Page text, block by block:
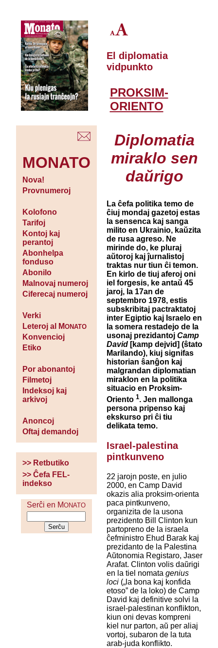
MONATO
Nova!
Provnumeroj
Kolofono
Tarifoj
Kontoj kaj
perantoj
Abonhelpa
fonduso
Abonilo
Malnovaj numeroj
Ciferecaj numeroj
Verki
Leteroj al MONATO
Konvencioj
Etiko
Por abonantoj
Filmetoj
Indeksoj kaj
arkivoj
Anoncoj
Oftaj demandoj
>> Retbutiko
>> Ĉefa FEL-
indekso
Serĉi en MONATO
El diplomatia
vidpunkto
PROKSIM-
ORIENTO
Diplomatia
miraklo sen
daŭrigo
La ĉefa politika temo de
ĉiuj mondaj gazetoj estas
la sensenca kaj sanga
milito en Ukrainio, kaŭzita
de rusa agreso. Ne
mirinde do, ke pluraj
aŭtoroj kaj ĵurnalistoj
traktas nur tiun ĉi temon.
En kirlo de tiuj aferoj oni
iel forgesis, ke antaŭ 45
jaroj, la 17an de
septembro 1978, estis
subskribitaj pactraktatoj
inter Egiptio kaj Israelo en
la somera restadejo de la
usonaj prezidantoj Camp
David[kamp dejvid] (ŝtato
Marilando), kiuj signifas
historian ŝanĝon kaj
malgrandan diplomatian
miraklon en la politika
situacio en Proksim-
Oriento 1. Jen mallonga
persona pripenso kaj
ekskurso pri ĉi tiu
delikata temo.
Israel-palestina
pintkunveno
22 jarojn poste, en julio
2000, en Camp David
okazis alia proksim-orienta
paca pintkunveno,
organizita de la usona
prezidento Bill Clinton kun
partopreno de la israela
ĉefministro Ehud Barak kaj
prezidanto de la Palestina
Aŭtonomia Registaro, Jaser
Arafat. Clinton volis daŭrigi
en la tiel nomata genius
loci(„la bona kaj konfida
etoso” de la loko) de Camp
David kaj definitive solvi la
israel-palestinan konflikton,
kiun oni devas kompreni
kiel nur parton, aŭ per aliaj
vortoj, subaron de la tuta
arab-juda konflikto.